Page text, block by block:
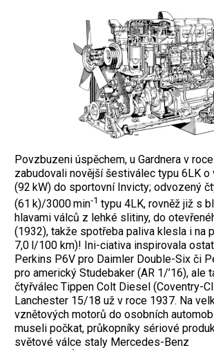
Povzbuzeni úspěchem, u Gardnera v
zabudovali novější šestiválec typu 6LK o
(92 kW) do sportovní Invicty; odvozený
(61 k)/3000 min‑1 typu 4LK, rovněž již s
hlavami válců z lehké slitiny, do
(1932), takže spotřeba paliva klesla i na
7,0 l/100 km)! Ini-ciativa inspirovala
Perkins P6V pro Daimler Double-Six či
pro americký Studebaker (AR 1/’16), ale
čtyřválec Tippen Colt Diesel (Coventry-
Lanchester 15/18 už v roce 1937. Na
vznětových motorů do osobních
museli počkat, průkopníky sériové
světové válce staly Mercedes-Benz